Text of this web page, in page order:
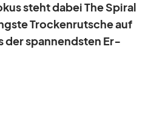
steht da­bei The Spi­ral
Tro­cken­rut­sche auf
der span­nends­ten Er­